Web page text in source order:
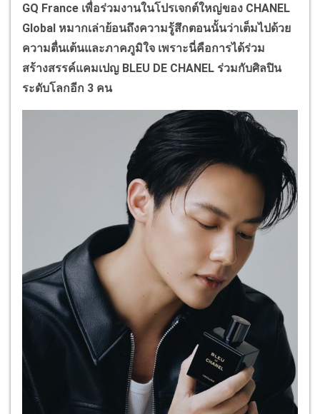
GQ France เพื่อร่วมงานในโปรเจกต์ใหญ่ของ CHANEL
Global หมากเล่าย้อนถึงความรู้สึกตอนนั้นว่าเต็มไปด้วย
ความตื่นเต้นและภาคภูมิใจ เพราะนี่คือการได้ร่วม
สร้างสรรค์แคมเปญ BLEU DE CHANEL ร่วมกับศิลปิน
ระดับโลกอีก 3 คน